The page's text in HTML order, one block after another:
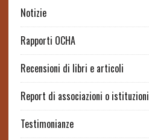
Notizie
Rapporti OCHA
Recensioni di libri e articoli
Report di associazioni o istituzioni
Testimonianze